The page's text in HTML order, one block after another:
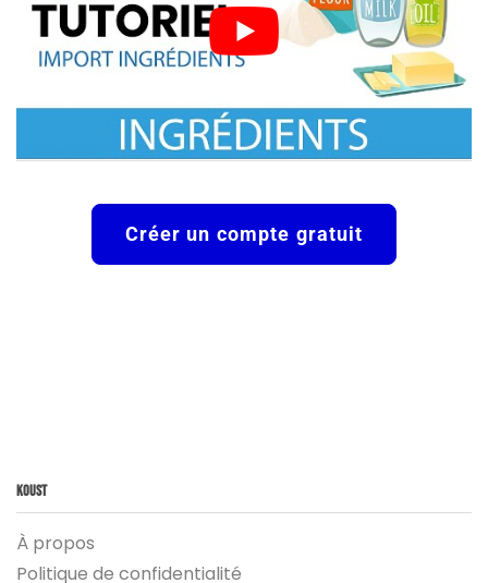
Créer un compte gratuit
Koust
À propos
Politique de confidentialité